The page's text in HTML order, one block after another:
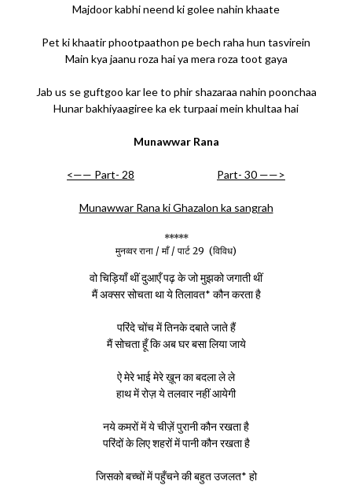
Majdoor kabhi neend ki golee nahin khaate
Pet ki khaatir phootpaathon pe bech raha hun tasvirein
Main kya jaanu roza hai ya mera roza toot gaya
Jab us se guftgoo kar lee to phir shazaraa nahin poonchaa
Hunar bakhiyaagiree ka ek turpaai mein khultaa hai
Munawwar Rana
<—— Part- 28 Part- 30 ——>
Munawwar Rana ki Ghazalon ka sangrah
*****
मुनव्वर राना / माँ / पार्ट 29 (विविध)
वो चिड़ियाँ थीं दुआएँ पढ़ के जो मुझको जगाती थीं
मैं अक्सर सोचता था ये तिलावत* कौन करता है
परिंदे चोंच में तिनके दबाते जाते हैं
मैं सोचता हूँ कि अब घर बसा लिया जाये
ऐ मेरे भाई मेरे ख़ून का बदला ले ले
हाथ में रोज़ ये तलवार नहीं आयेगी
नये कमरों में ये चीज़ें पुरानी कौन रखता है
परिंदों के लिए शहरों में पानी कौन रखता है
जिसको बच्चों में पहुँचने की बहुत उजलत* हो